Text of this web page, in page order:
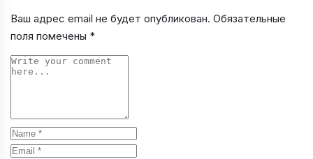
Ваш адрес email не будет опубликован. Обязательные
поля помечены *
Comment
Name
Email